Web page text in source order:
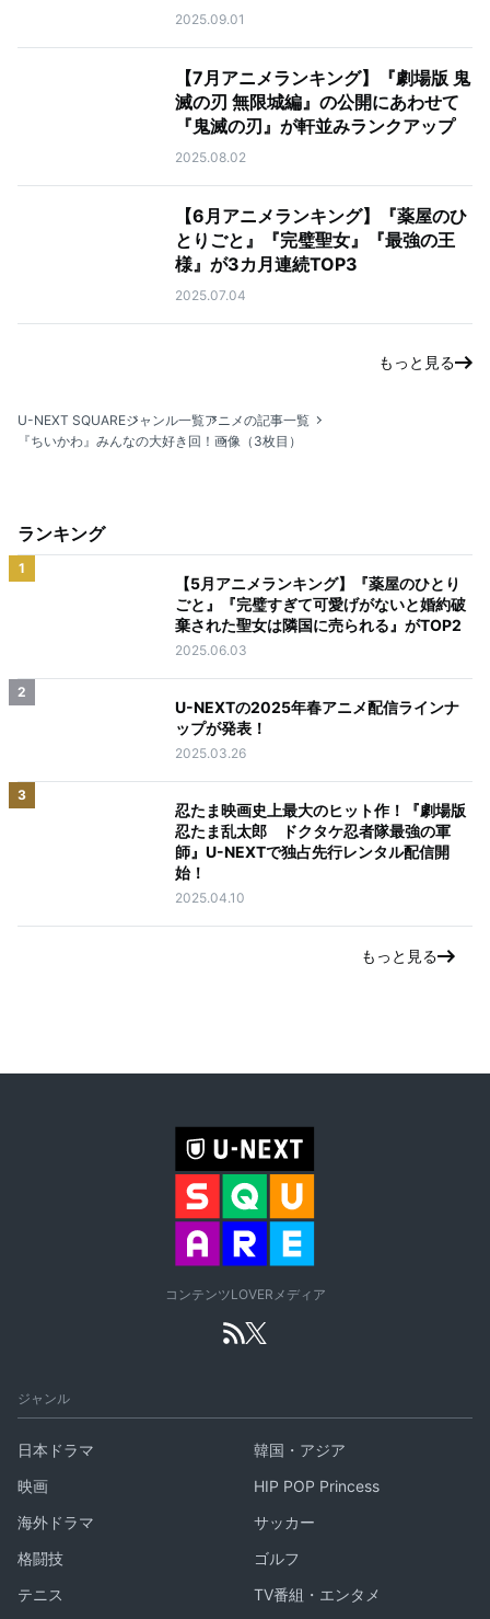
2025.09.01
【7月アニメランキング】『劇場版 鬼
滅の刃 無限城編』の公開にあわせて
『鬼滅の刃』が軒並みランクアップ
2025.08.02
【6月アニメランキング】『薬屋のひ
とりごと』『完璧聖女』『最強の王
様』が3カ月連続TOP3
2025.07.04
もっと見る
U-NEXT SQUAREジャンル一覧アニメの記事一覧
『ちいかわ』みんなの大好き回！ 画像（3枚目）
ランキング
1
【5月アニメランキング】『薬屋のひとり
ごと』『完璧すぎて可愛げがないと婚約破
棄された聖女は隣国に売られる』がTOP2
2025.06.03
2
U-NEXTの2025年春アニメ配信ラインナ
ップが発表！
2025.03.26
3
忍たま映画史上最大のヒット作！『劇場版
忍たま乱太郎 ドクタケ忍者隊最強の軍
師』U-NEXTで独占先行レンタル配信開
始！
2025.04.10
もっと見る
コンテンツLOVERメディア
ジャンル
日本ドラマ
韓国・アジア
映画
HIP POP Princess
海外ドラマ
サッカー
格闘技
ゴルフ
テニス
TV番組・エンタメ